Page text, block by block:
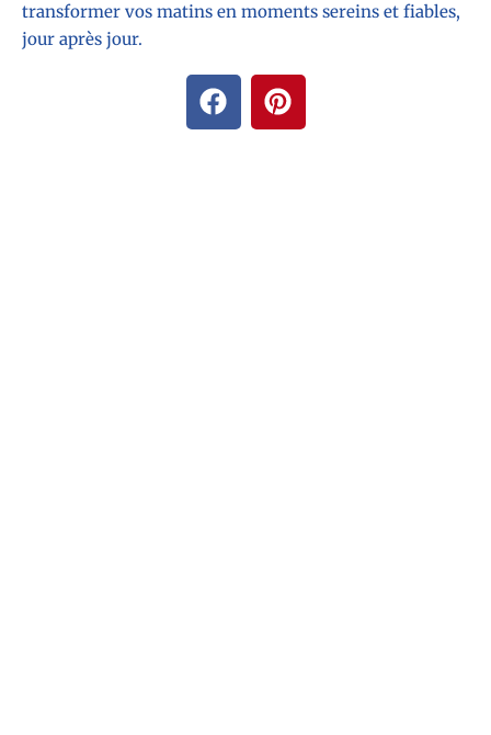
transformer vos matins en moments sereins et fiables,
jour après jour.